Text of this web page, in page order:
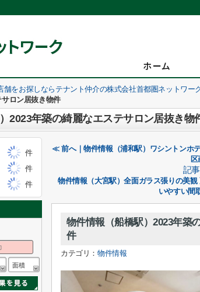
舗をお探しならテナント仲介の株式会社首都圏ネットワー
ロン居抜き物件
2023年築の綺麗なエステサロン居抜き物
≪ 前へ｜物件情報（浦和駅）ワシントンホ
区
記
物件情報（大宮駅）全面ガラス張りの美
いやすい間
物件情報（船橋駅）2023年築
件
カテゴリ：物件情報
件
件
件
面積